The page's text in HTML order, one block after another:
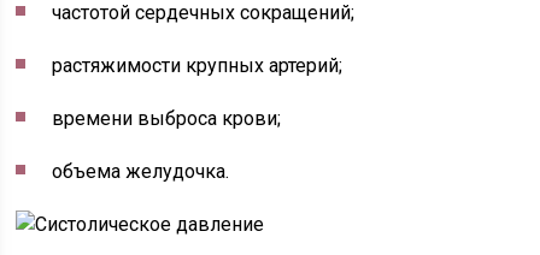
частотой сердечных сокращений;
растяжимости крупных артерий;
времени выброса крови;
объема желудочка.